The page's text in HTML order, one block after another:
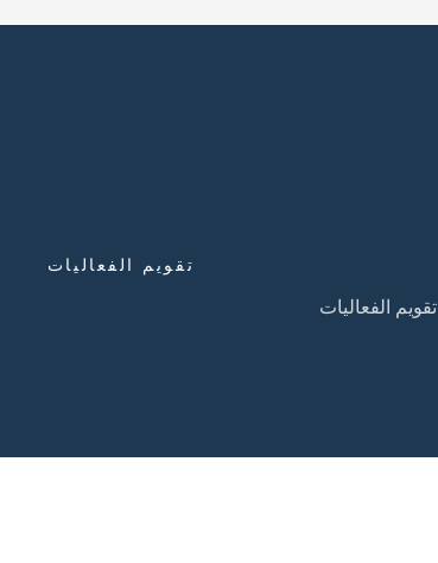
تقويم الفعاليات
تقويم الفعاليات